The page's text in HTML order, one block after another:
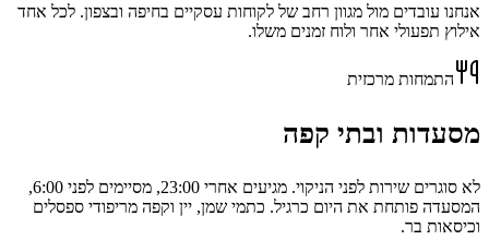
אנחנו עובדים מול מגוון רחב של לקוחות עסקיים בחיפה ובצפון. לכל אחד
אילוץ תפעולי אחר ולוח זמנים משלו.
התמחות מרכזית
מסעדות ובתי קפה
לא סוגרים שירות לפני הניקוי. מגיעים אחרי 23:00, מסיימים לפני 6:00,
המסעדה פותחת את היום כרגיל. כתמי שמן, יין וקפה מריפודי ספסלים
וכיסאות בר.